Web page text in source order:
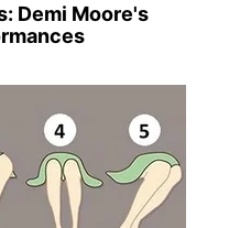
Demi Moore's